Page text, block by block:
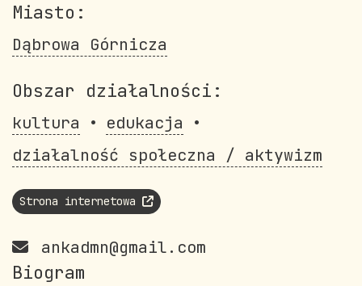
Miasto:
Dąbrowa Górnicza
Obszar działalności:
kultura
edukacja
działalność społeczna / aktywizm
Strona internetowa
ankadmn@gmail.com
Biogram